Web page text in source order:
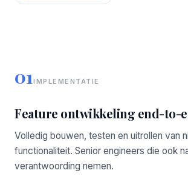
01IMPLEMENTATIE
Feature ontwikkeling end-to-
Volledig bouwen, testen en uitrollen van
functionaliteit. Senior engineers die ook
verantwoording nemen.